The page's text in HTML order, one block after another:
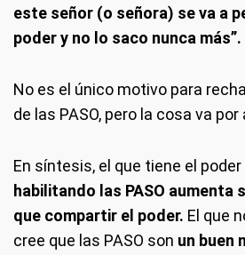
este señor (o señora) se va a
poder y no lo saco nunca más”.
No es el único motivo para
de las PASO, pero la cosa va por
En síntesis, el que tiene el
habilitando las PASO aumenta
que compartir el poder. El que
cree que las PASO son un buen